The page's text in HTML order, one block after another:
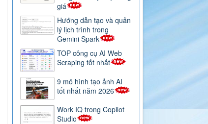
giá
Hướng dẫn tạo và quản
lý lịch trình trong
Gemini Spark
TOP công cụ AI Web
Scraping tốt nhất
9 mô hình tạo ảnh AI
tốt nhất năm 2026
Work IQ trong Copilot
Studio